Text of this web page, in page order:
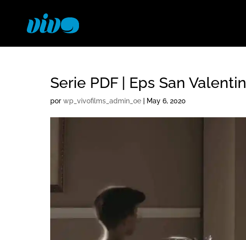
Serie PDF | Eps San Valentin
por wp_vivofilms_admin_oe| May 6, 2020